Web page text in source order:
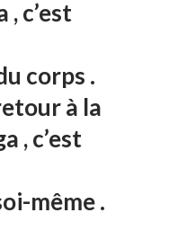
corps .
à la
.
même .